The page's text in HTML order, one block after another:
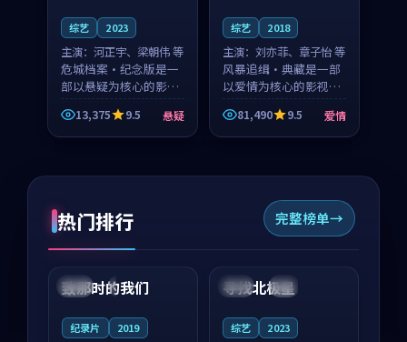
综艺 2023
主演： 河正宇、梁朝伟 等
危城档案·纪念版是一
部以悬疑为核心的影视
作品，围绕危机、反转
与人物成长展开，整体
节奏紧凑，值得推荐观
13,375 9.5 悬疑
综艺 2018
主演： 刘亦菲、章子怡 等
风暴追缉·典藏是一部
以爱情为核心的影视作
品，围绕危机、反转与
人物成长展开，整体节
奏紧凑，值得推荐观
81,490 9.5 爱情
热门排行 完整榜单
中国 4K
99:22
致那时的我们
纪录片 2019
中国 4K
99:18
寻找北极星
综艺 2023